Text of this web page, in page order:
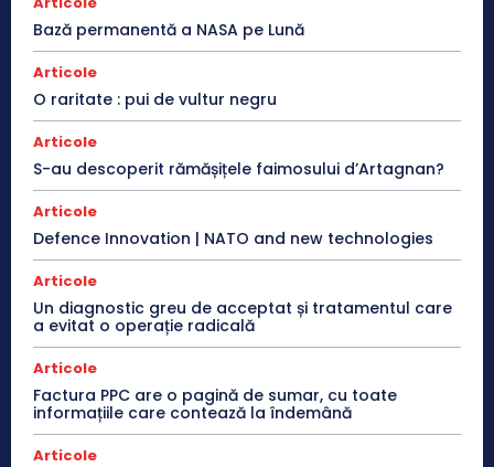
Bază permanentă a NASA pe Lună
Articole
O raritate : pui de vultur negru
Articole
S-au descoperit rămășițele faimosului d’Artagnan?
Articole
Defence Innovation | NATO and new technologies
Articole
Un diagnostic greu de acceptat și tratamentul care
a evitat o operație radicală
Articole
Factura PPC are o pagină de sumar, cu toate
informațiile care contează la îndemână
Articole